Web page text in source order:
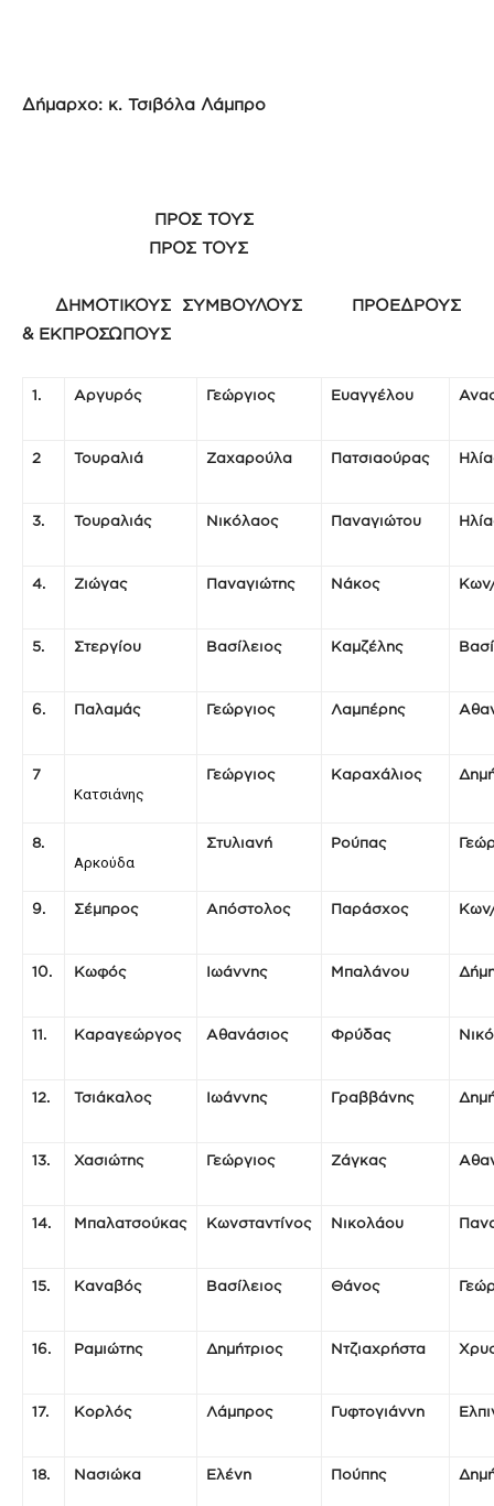
Δήμαρχο: κ. Τσιβόλα Λάμπρο
ΠΡΟΣ ΤΟΥΣ
ΠΡΟΣ ΤΟΥΣ
ΔΗΜΟΤΙΚΟΥΣ ΣΥΜΒΟΥΛΟΥΣ ΠΡΟΕΔΡΟΥΣ
& ΕΚΠΡΟΣΩΠΟΥΣ
1. Αργυρός Γεώργιος Ευαγγέλου
2 Τουραλιά Ζαχαρούλα Πατσιαούρας
3. Τουραλιάς Νικόλαος Παναγιώτου
4. Ζιώγας Παναγιώτης Νάκος
5. Στεργίου Βασίλειος Καμζέλης
6. Παλαμάς Γεώργιος Λαμπέρης
7
Κατσιάνης
Γεώργιος Καραχάλιος
8.
Αρκούδα
Στυλιανή Ρούπας
9. Σέμπρος Απόστολος Παράσχος
10. Κωφός Ιωάννης Μπαλάνου
11. Καραγεώργος Αθανάσιος Φρύδας
12. Τσιάκαλος Ιωάννης Γραββάνης
13. Χασιώτης Γεώργιος Ζάγκας
14. Μπαλατσούκας Κωνσταντίνος Νικολάου
15. Καναβός Βασίλειος Θάνος
16. Ραμιώτης Δημήτριος Ντζιαχρήστα
17. Κορλός Λάμπρος Γυφτογιάννη
18. Νασιώκα Ελένη Πούπης